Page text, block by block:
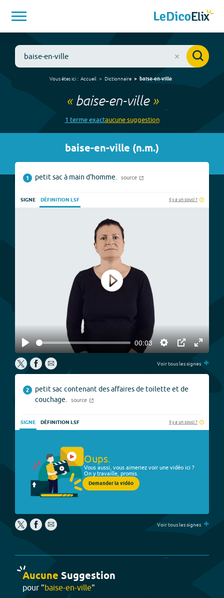
Vous êtes ici : Accueil Dictionnaire baise-en-ville
« baise-en-ville»
1 termeexactaucunesuggestion
baise-en-ville (n.m.)
1 petit sac à main d'homme. source
SIGNE DÉFINITION LSF Il y a un souci ?
Play
00:03
Settings
PIP
Enter
Play
Voir tous les signes +
2
petit sac contenant des affaires de toilette et de
couchage.
source
SIGNE DÉFINITION LSF Il y a un souci ?
Oups.
Vous aussi, vous aimeriez voir une vidéo ici ?
On y travaille, promis.
Demander la vidéo
Voir tous les signes +
Aucune Suggestion
pour "baise-en-ville"